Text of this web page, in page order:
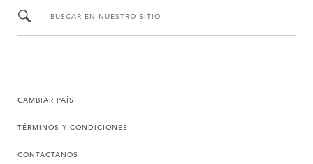
BUSCAR EN NUESTRO SITIO
CAMBIAR PAÍS
TÉRMINOS Y CONDICIONES
CONTÁCTANOS